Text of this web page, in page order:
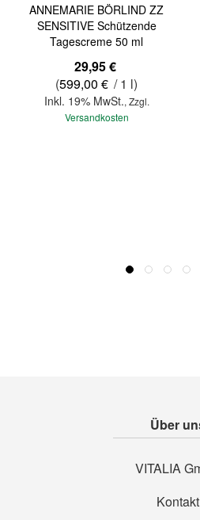
ANNEMARIE BÖRLIND ZZ
SENSITIVE Schützende
Tagescreme 50 ml
29,95 €
(599,00 € / 1 l)
Inkl. 19% MwSt., Zzgl.
Versandkosten
Über
VITALIA
Kontakt